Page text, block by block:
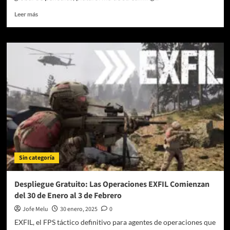
lujo
??
Leer másLeer
Mubi
y
Lolo
unen
por
el
estreno
en
streaming
‘Queer’
Sin categoría
Despliegue Gratuito: Las Operaciones EXFIL Comienzan
del 30 de Enero al 3 de Febrero
Jofe Melu 30 enero, 2025
0
EXFIL, el FPS táctico definitivo para agentes de operaciones que